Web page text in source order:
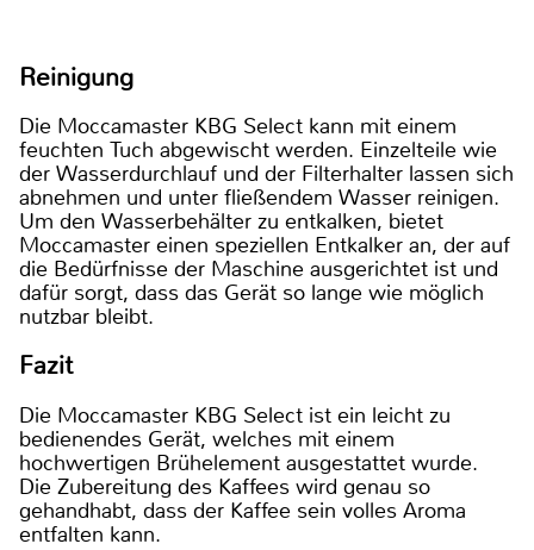
Reinigung
Die Moccamaster KBG Select kann mit einem
feuchten Tuch abgewischt werden. Einzelteile wie
der Wasserdurchlauf und der Filterhalter lassen sich
abnehmen und unter fließendem Wasser reinigen.
Um den Wasserbehälter zu entkalken, bietet
Moccamaster einen speziellen Entkalker an, der auf
die Bedürfnisse der Maschine ausgerichtet ist und
dafür sorgt, dass das Gerät so lange wie möglich
nutzbar bleibt.
Fazit
Die Moccamaster KBG Select ist ein leicht zu
bedienendes Gerät, welches mit einem
hochwertigen Brühelement ausgestattet wurde.
Die Zubereitung des Kaffees wird genau so
gehandhabt, dass der Kaffee sein volles Aroma
entfalten kann.